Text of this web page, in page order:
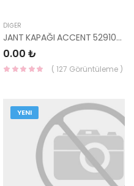
DIĞER
JANT KAPAĞI ACCENT 52910-25600-HMC
0.00 ₺
( 127 Görüntüleme )
YENI